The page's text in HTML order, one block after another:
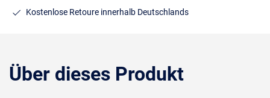
Kostenlose Retoure innerhalb Deutschlands
Über dieses Produkt